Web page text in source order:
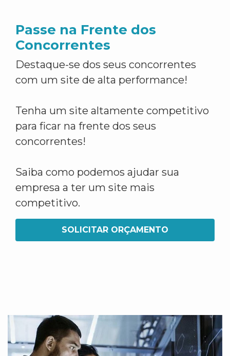
Passe na Frente dos
Concorrentes
Destaque-se dos seus concorrentes
com um site de alta performance!
Tenha um site altamente competitivo
para ficar na frente dos seus
concorrentes!
Saiba como podemos ajudar sua
empresa a ter um site mais
competitivo.
SOLICITAR ORÇAMENTO